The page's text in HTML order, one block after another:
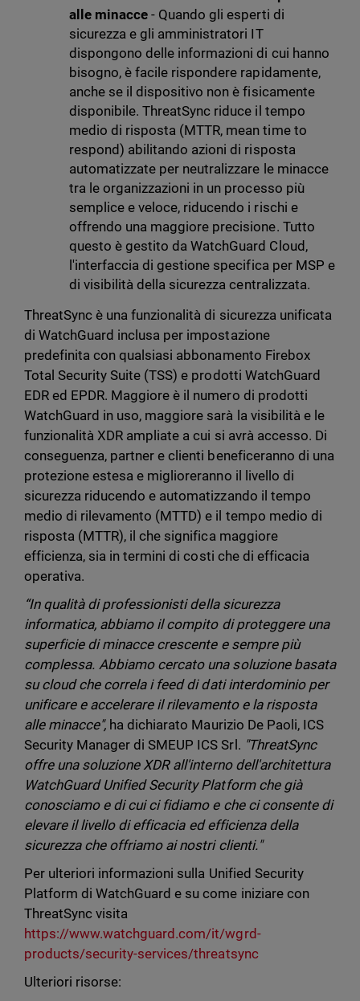
alle minacce- Quando gli esperti di
sicurezza e gli amministratori IT
dispongono delle informazioni di cui hanno
bisogno, è facile rispondere rapidamente,
anche se il dispositivo non è fisicamente
disponibile. ThreatSync riduce il tempo
medio di risposta (MTTR, mean time to
respond) abilitando azioni di risposta
automatizzate per neutralizzare le minacce
tra le organizzazioni in un processo più
semplice e veloce, riducendo i rischi e
offrendo una maggiore precisione. Tutto
questo è gestito da WatchGuard Cloud,
l'interfaccia di gestione specifica per MSP e
di visibilità della sicurezza centralizzata.
ThreatSync è una funzionalità di sicurezza unificata
di WatchGuard inclusa per impostazione
predefinita con qualsiasi abbonamento Firebox
Total Security Suite (TSS) e prodotti WatchGuard
EDR ed EPDR. Maggiore è il numero di prodotti
WatchGuard in uso, maggiore sarà la visibilità e le
funzionalità XDR ampliate a cui si avrà accesso. Di
conseguenza, partner e clienti beneficeranno di una
protezione estesa e miglioreranno il livello di
sicurezza riducendo e automatizzando il tempo
medio di rilevamento (MTTD) e il tempo medio di
risposta (MTTR), il che significa maggiore
efficienza, sia in termini di costi che di efficacia
operativa.
“In qualità di professionisti della sicurezza
informatica, abbiamo il compito di proteggere una
superficie di minacce crescente e sempre più
complessa. Abbiamo cercato una soluzione basata
su cloud che correla i feed di dati interdominio per
unificare e accelerare il rilevamento e la risposta
alle minacce", ha dichiarato Maurizio De Paoli, ICS
Security Manager di SMEUP ICS Srl. "ThreatSync
offre una soluzione XDR all'interno dell'architettura
WatchGuard Unified Security Platform che già
conosciamo e di cui ci fidiamo e che ci consente di
elevare il livello di efficacia ed efficienza della
sicurezza che offriamo ai nostri clienti."
Per ulteriori informazioni sulla Unified Security
Platform di WatchGuard e su come iniziare con
ThreatSync visita
https://www.watchguard.com/it/wgrd-
products/security-services/threatsync
Ulteriori risorse: